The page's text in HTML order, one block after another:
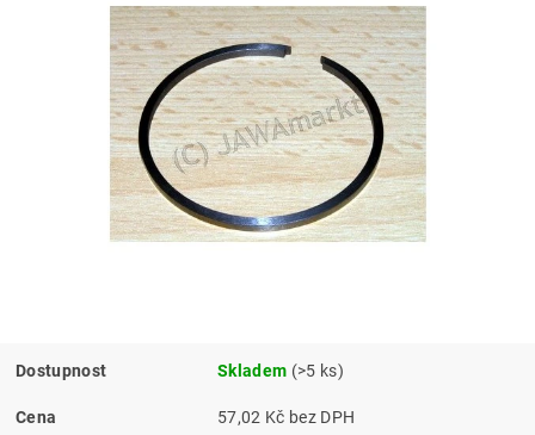
Dostupnost Skladem (>5 ks)
Cena 57,02 Kč bez DPH